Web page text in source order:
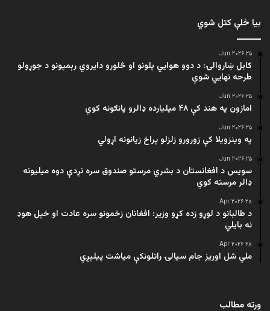
بیا ځلې کتل شوي
۲۵ Jun ۲۰۲۶
کابل ښاروالۍ: د دوو هوايي پلونو او څلورو دایروي رېمپونو د جوړولو
طرحه نهایي شوې
۲۵ Jun ۲۰۲۶
امازون په هند کې ۴۸ میلیارده ډالرو پانګونه کوي
۲۵ Jun ۲۰۲۶
په وینزویلا کې زورورو زلزلو پراخ زیانونه اړولي
۲۵ Jun ۲۰۲۶
سویس د افغانستان د بشري مرستو صندوق سره نږدې دوه میلیونه
ډالر مرسته کوي
۲۸ Apr ۲۰۲۶
د طالبانو د لوړو زده کړو وزیر: افغانان زخمونو سره عادت او خپل هوډ
نه بایلي
۲۸ Apr ۲۰۲۶
ملي شل اوریز جام سیالۍ راتلونکې میاشت پیلېږي
ورته مطالب